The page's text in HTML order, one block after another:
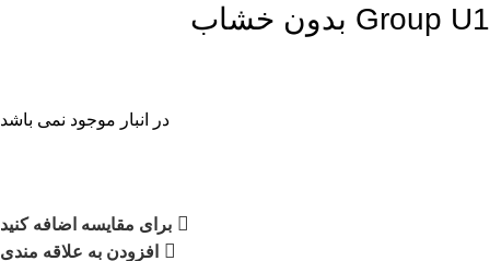
Group U1 بدون خشاب
در انبار موجود نمی باشد
برای مقایسه اضافه کنید
افزودن به علاقه مندی